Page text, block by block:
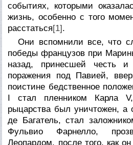
событиях, которыми
жизнь, особенно с того
расстаться[1].
Они вспомнили все, что
победы французов при
назад, принесшей честь
поражения под Павией,
поистине бедственное
I стал пленником Карла V,
рыцарства был уничтожен,
де Багатель, стал
Фульвио Фарнелло,
Леопардом, после того, как